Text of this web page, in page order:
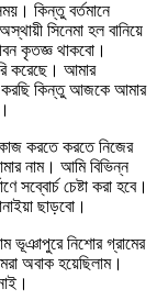
কিন্তু বর্তমানে
সিনেমা হল বানিয়ে
কৃতজ্ঞ থাকবো।
করেছে। আমার
করছি কিন্তু আজকে আমার
করতে করতে নিজের
নাম। আমি বিভিন্ন
সব্বোর্চ চেষ্টা করা হবে।
ছাড়বো।
ভূঞাপুরে নিশোর গ্রামের
অবাক হয়েছিলাম।